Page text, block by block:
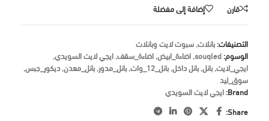
قارن إضافة إلى مفضلة
التصنيفات:بانلات,سبوت لايت وبانلات
الوسوم:souqled
,اضاءة_ابيض,اضاءة_سقف,ايجي لايت السويدي,
ايجي_لايت,بانل,بانل داخل,بانل_12_وات ,بانل_مدور,بانل_معدن,ديكور_جبس,
سوق_ليد
Brand: ايجي لايت السويدي
Share: